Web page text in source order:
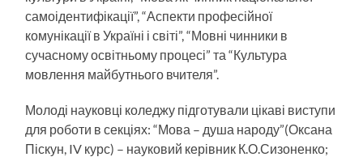
самоідентифікації”, “Аспекти професійної
комунікації в Україні і світі”, “Мовні чинники в
сучасному освітньому процесі” та “Культура
мовлення май­бутнього вчителя”.
Молоді науковці коледжу підготували цікаві виступи
для роботи в секціях: “Мо­ва – душа народу”(Оксана
Піскун, IV курс) – науковий керівник К.О.Сизоненко;